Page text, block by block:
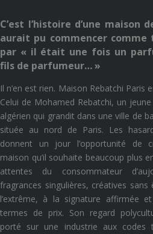
C’est l’histoire d’une maison
aurait pu commencer comme
par « il était une fois un
fils de parfumeur… »
Il n’en est rien. Maison Rebatchi Paris
Celui de Mohamed Rebatchi, un
algérien qui grandit dans une ville de
située au nord de Paris.
Les
donnent un jour l’opportunité de
maison qu’il souhaite beaucoup plus
attentes du consommateur
fragrances singulières, créatives sans
l’extrême, à la signature affirmée
termes de prix. Son regard
porté sur une industrie aux codes